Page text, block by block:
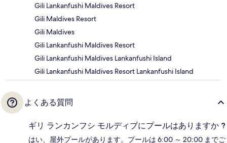
Gili Lankanfushi Maldives Resort
Gili Maldives Resort
Gili Maldives
Gili Lankanfushi Maldives Resort
Gili Lankanfushi Maldives Lankanfushi Island
Gili Lankanfushi Maldives Resort Lankanfushi Island
よくある質問
ギリ ランカンフシ モルディブにプールはありますか ?
はい、屋外プールがあります。プールは 6:00 ～ 20:00 までご